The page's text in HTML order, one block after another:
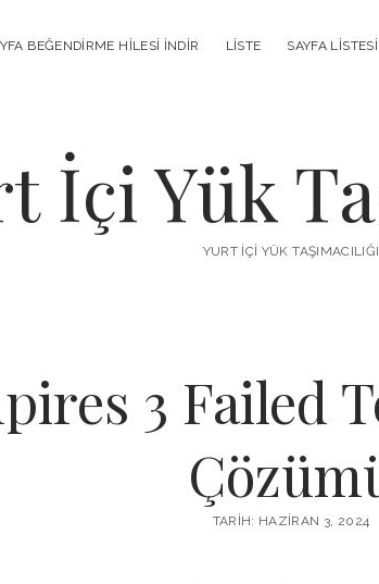
BEĞENDIRME HILESI İNDIR LISTE SAYFA LISTESI
İçi Yük
YURT İÇI YÜK TAŞIMACILIĞI
3 Failed
TARIH: HAZIRAN 3, 2024